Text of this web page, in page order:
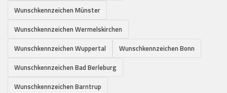
Wunschkennzeichen Münster
Wunschkennzeichen Wermelskirchen
Wunschkennzeichen Wuppertal
Wunschkennzeichen Bonn
Wunschkennzeichen Bad Berleburg
Wunschkennzeichen Barntrup